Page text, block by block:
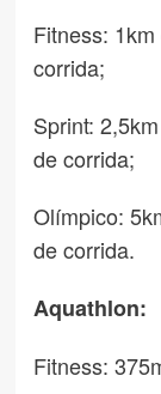
Fitness:
corrida;
Sprint:
de corrida;
Olímpico:
de corrida.
Aquathlon:
Fitness: